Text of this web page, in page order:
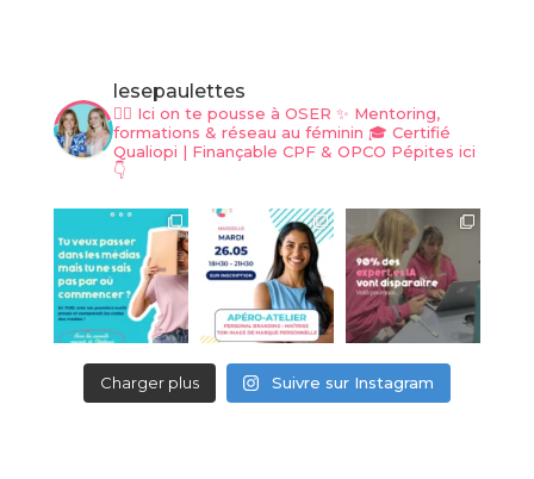
lesepaulettes
❤️‍🔥 Ici on te pousse à OSER ✨ Mentoring,
formations & réseau au féminin 🎓 Certifié
Qualiopi | Finançable CPF & OPCO Pépites ici
👇
Charger plus Suivre sur Instagram